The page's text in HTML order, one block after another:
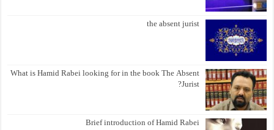
the absent jurist
What is Hamid Rabei looking for in the book The Absent
Jurist?
Brief introduction of Hamid Rabei